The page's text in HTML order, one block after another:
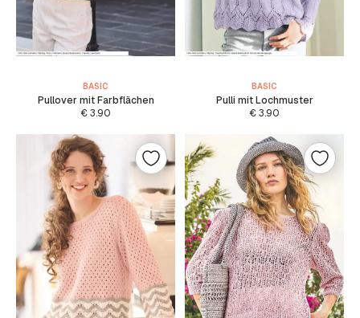
BASIC
Pullover mit Farbflächen
€3.90
BASIC
Pulli mit Lochmuster
€3.90